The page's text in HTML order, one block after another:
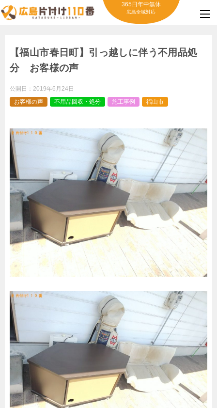
365日年中無休
広島全域対応
【福山市春日町】引っ越しに伴う不用品処
分 お客様の声
公開日： 2019年6月24日
お客様の声
不用品回収・処分 施工事例 福山市